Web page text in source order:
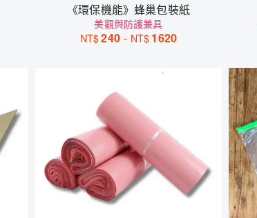
《環保機能》蜂巢包裝紙
美觀與防護兼具
NT$240 - NT$ 1620